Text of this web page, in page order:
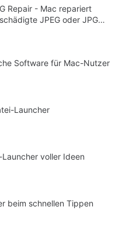
Repair - Mac repariert
JPEG oder JPG
Software für Mac-Nutzer
Launcher
voller Ideen
beim schnellen Tippen